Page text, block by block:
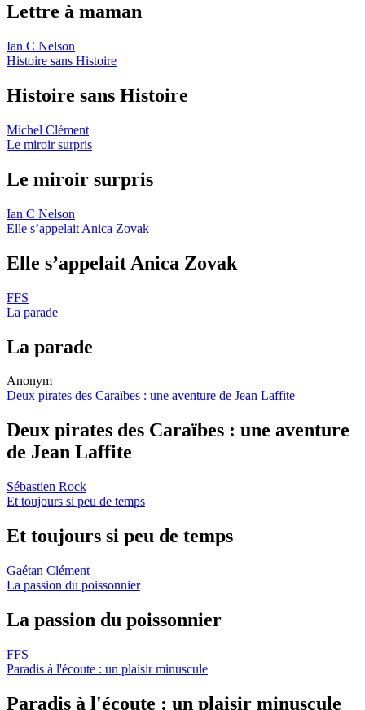
Lettre à maman
Ian C Nelson
Histoire sans Histoire
Histoire sans Histoire
Michel Clément
Le miroir surpris
Le miroir surpris
Ian C Nelson
Elle s’appelait Anica Zovak
Elle s’appelait Anica Zovak
FFS
La parade
La parade
Anonym
Deux pirates des Caraïbes : une aventure de Jean Laffite
Deux pirates des Caraïbes : une aventure
de Jean Laffite
Sébastien Rock
Et toujours si peu de temps
Et toujours si peu de temps
Gaétan Clément
La passion du poissonnier
La passion du poissonnier
FFS
Paradis à l'écoute : un plaisir minuscule
Paradis à l'écoute : un plaisir minuscule